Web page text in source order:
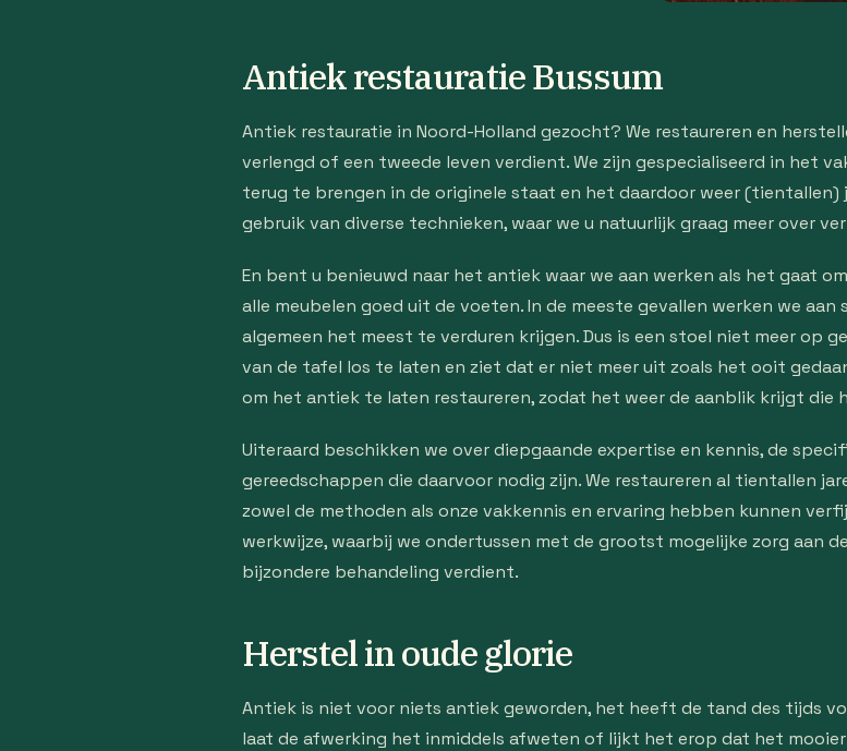
Antiek restauratie Bussum
Antiek restauratie in Noord-Holland gezocht? We restaureren en
verlengd of een tweede leven verdient. We zijn gespecialiseerd in het
terug te brengen in de originele staat en het daardoor weer (tientallen)
gebruik van diverse technieken, waar we u natuurlijk graag meer over
En bent u benieuwd naar het antiek waar we aan werken als het gaat
alle meubelen goed uit de voeten. In de meeste gevallen werken we
algemeen het meest te verduren krijgen. Dus is een stoel niet meer op
van de tafel los te laten en ziet dat er niet meer uit zoals het ooit
om het antiek te laten restaureren, zodat het weer de aanblik krijgt die
Uiteraard beschikken we over diepgaande expertise en kennis, de
gereedschappen die daarvoor nodig zijn. We restaureren al tientallen
zowel de methoden als onze vakkennis en ervaring hebben kunnen
werkwijze, waarbij we ondertussen met de grootst mogelijke zorg aan
bijzondere behandeling verdient.
Herstel in oude glorie
Antiek is niet voor niets antiek geworden, het heeft de tand des tijds
laat de afwerking het inmiddels afweten of lijkt het erop dat het